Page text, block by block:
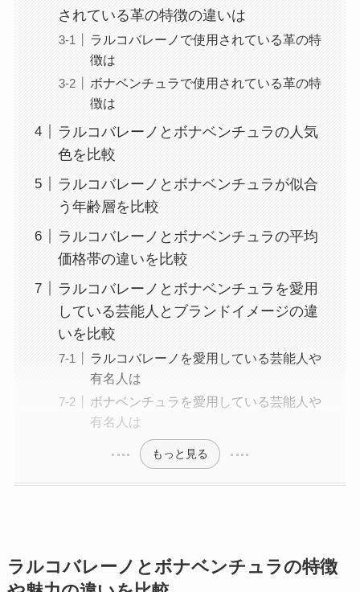
されている革の特徴の違いは
ラルコバレーノで使用されている革の特
徴は
ボナベンチュラで使用されている革の特
徴は
ラルコバレーノとボナベンチュラの人気
色を比較
ラルコバレーノとボナベンチュラが似合
う年齢層を比較
ラルコバレーノとボナベンチュラの平均
価格帯の違いを比較
ラルコバレーノとボナベンチュラを愛用
している芸能人とブランドイメージの違
いを比較
ラルコバレーノを愛用している芸能人や
有名人は
ボナベンチュラを愛用している芸能人や
有名人は
もっと見る
ラルコバレーノとボナベンチュラの特徴